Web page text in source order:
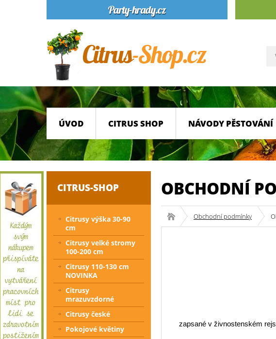
ÚVOD CITRUS SHOP NÁVODY PĚSTOVÁNÍ
OBCHODNÍ
Obchodní podmínky
zapsané v živnostenském
CITRUS-SHOP
Citrusy výška 30-90
cm
Citrusy velké stromy
100-200 cm
Citrusy 110-130 cm
NOVINKA
Citrusy
mrazuvzdorné
Citrusy české
Pokojové květiny